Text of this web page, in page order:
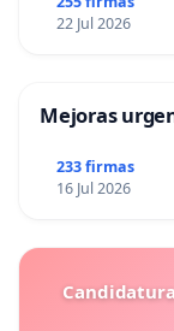
22 Jul 2026
Mejoras
233 firmas
16 Jul 2026